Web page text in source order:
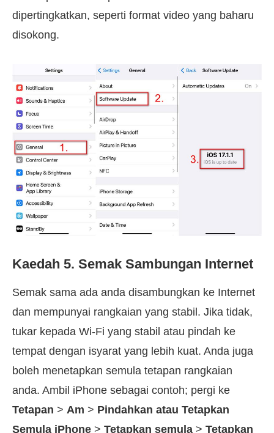
dipertingkatkan, seperti format video yang baharu
disokong.
Kaedah 5. Semak Sambungan Internet
Semak sama ada anda disambungkan ke Internet
dan mempunyai rangkaian yang stabil. Jika tidak,
tukar kepada Wi-Fi yang stabil atau pindah ke
tempat dengan isyarat yang lebih kuat. Anda juga
boleh menetapkan semula tetapan rangkaian
anda. Ambil iPhone sebagai contoh; pergi ke
Tetapan > Am > Pindahkan atau Tetapkan
Semula iPhone > Tetapkan semula > Tetapkan